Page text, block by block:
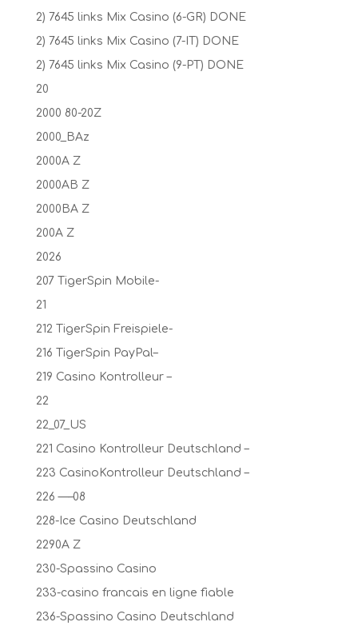
2) 7645 links Mix Casino (6-GR) DONE
2) 7645 links Mix Casino (7-IT) DONE
2) 7645 links Mix Casino (9-PT) DONE
20
2000 80-20Z
2000_BAz
2000A Z
2000AB Z
2000BA Z
200A Z
2026
207 TigerSpin Mobile-
21
212 TigerSpin Freispiele-
216 TigerSpin PayPal–
219 Casino Kontrolleur –
22
22_07_US
221 Casino Kontrolleur Deutschland –
223 CasinoKontrolleur Deutschland –
226 —–08
228-Ice Casino Deutschland
2290A Z
230-Spassino Casino
233-casino francais en ligne fiable
236-Spassino Casino Deutschland